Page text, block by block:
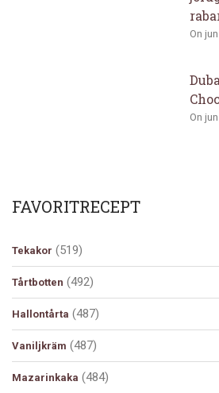
On
On
FAVORITRECEPT
Tekakor (519)
Tårtbotten (492)
Hallontårta (487)
Vaniljkräm (487)
Mazarinkaka (484)